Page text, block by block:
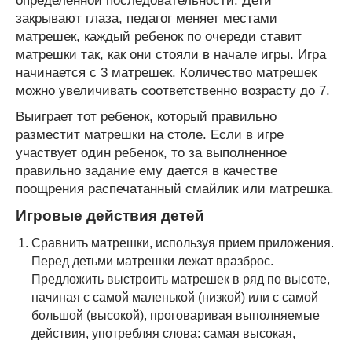
закрывают глаза, педагог меняет местами
матрешек, каждый ребенок по очереди ставит
матрешки так, как они стояли в начале игры. Игра
начинается с 3 матрешек. Количество матрешек
можно увеличивать соответственно возрасту до 7.
Выиграет тот ребенок, который правильно
разместит матрешки на столе. Если в игре
участвует один ребенок, то за выполненное
правильно задание ему дается в качестве
поощрения распечатанный смайлик или матрешка.
Игровые действия детей
Сравнить матрешки, используя прием приложения.
Перед детьми матрешки лежат вразброс.
Предложить выстроить матрешек в ряд по высоте,
начиная с самой маленькой (низкой) или с самой
большой (высокой), проговаривая выполняемые
действия, употребляя слова: самая высокая,